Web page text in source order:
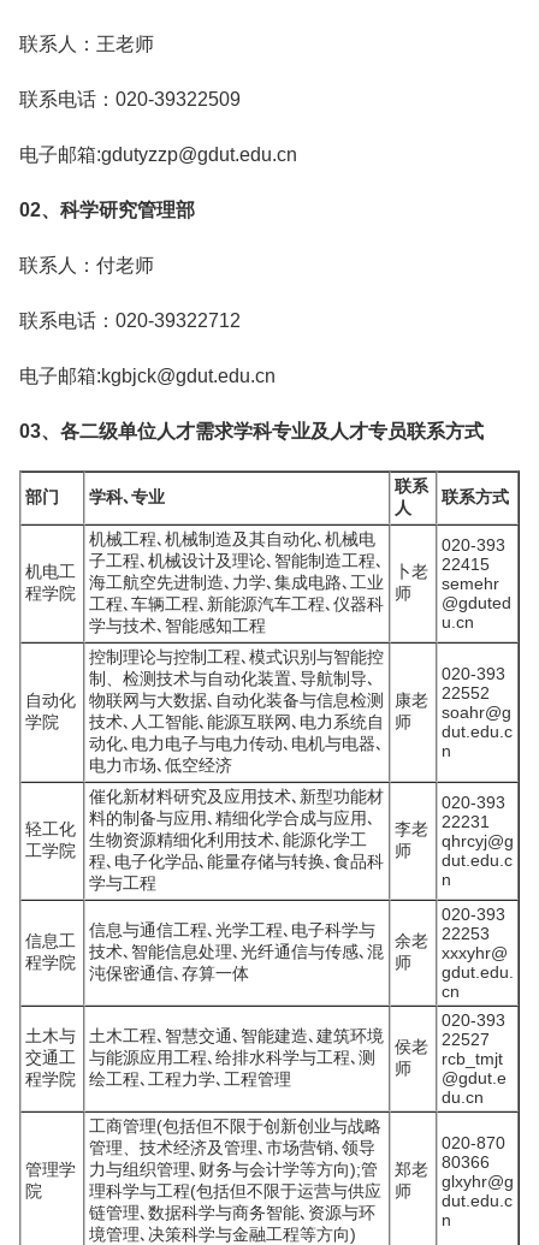
联系人：王老师
联系电话：020-39322509
电子邮箱:gdutyzzp@gdut.edu.cn
02、科学研究管理部
联系人：付老师
联系电话：020-39322712
电子邮箱:kgbjck@gdut.edu.cn
03、各二级单位人才需求学科专业及人才专员联系方式
部门 学科､专业
联系
人
联系方式
机电工
程学院
机械工程､机械制造及其自动化､机械电
子工程､机械设计及理论､智能制造工程､
海工航空先进制造､力学､集成电路､工业
工程､车辆工程､新能源汽车工程､仪器科
学与技术､智能感知工程
卜老
师
020-393
22415
semehr
@gduted
u.cn
自动化
学院
控制理论与控制工程､模式识别与智能控
制、检测技术与自动化装置､导航制导､
物联网与大数据､自动化装备与信息检测
技术､人工智能､能源互联网､电力系统自
动化､电力电子与电力传动､电机与电器､
电力市场､低空经济
康老
师
020-393
22552
soahr@g
dut.edu.c
n
轻工化
工学院
催化新材料研究及应用技术､新型功能材
料的制备与应用､精细化学合成与应用､
生物资源精细化利用技术､能源化学工
程､电子化学品､能量存储与转换､食品科
学与工程
李老
师
020-393
22231
qhrcyj@g
dut.edu.c
n
信息工
程学院
信息与通信工程､光学工程､电子科学与
技术､智能信息处理､光纤通信与传感､混
沌保密通信､存算一体
余老
师
020-393
22253
xxxyhr@
gdut.edu.
cn
土木与
交通工
程学院
土木工程､智慧交通､智能建造､建筑环境
与能源应用工程､给排水科学与工程､测
绘工程､工程力学､工程管理
侯老
师
020-393
22527
rcb_tmjt
@gdut.e
du.cn
管理学
院
工商管理(包括但不限于创新创业与战略
管理、技术经济及管理､市场营销､领导
力与组织管理､财务与会计学等方向);管
理科学与工程(包括但不限于运营与供应
链管理､数据科学与商务智能､资源与环
境管理､决策科学与金融工程等方向)
郑老
师
020-870
80366
glxyhr@g
dut.edu.c
n